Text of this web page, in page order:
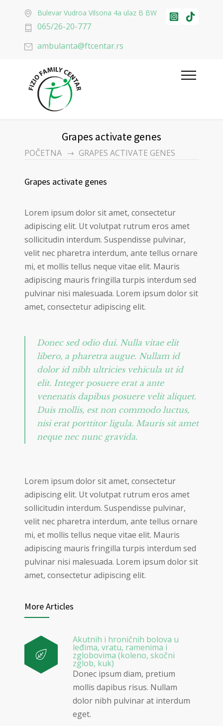
Bulevar Vudroa Vilsona 4a ulaz B BW
065/26-20-777
ambulanta@ftcentar.rs
Grapes activate genes
POČETNA GRAPES ACTIVATE GENES
Grapes activate genes
Lorem ipsum dolor sit amet, consectetur
adipiscing elit. Ut volutpat rutrum eros amet
sollicitudin interdum. Suspendisse pulvinar,
velit nec pharetra interdum, ante tellus ornare
mi, et mollis tellus neque vitae elit. Mauris
adipiscing mauris fringilla turpis interdum sed
pulvinar nisi malesuada. Lorem ipsum dolor sit
amet, consectetur adipiscing elit.
Donec sed odio dui. Nulla vitae elit
libero, a pharetra augue. Nullam id
dolor id nibh ultricies vehicula ut id
elit. Integer posuere erat a ante
venenatis dapibus posuere velit aliquet.
Duis mollis, est non commodo luctus,
nisi erat porttitor ligula. Mauris sit amet
neque nec nunc gravida.
Lorem ipsum dolor sit amet, consectetur
adipiscing elit. Ut volutpat rutrum eros amet
sollicitudin interdum. Suspendisse pulvinar,
velit nec pharetra interdum, ante tellus ornare
mi, et mollis tellus neque vitae elit. Mauris
adipiscing mauris fringilla turpis interdum sed
pulvinar nisi malesuada. Lorem ipsum dolor sit
amet, consectetur adipiscing elit.
More Articles
Akutnih i hroničnih bolova u
leđima, vratu, ramenima i
zglobovima (koleno, skočni
zglob, kuk)
Donec ipsum diam, pretium
mollis dapibus risus. Nullam
dolor nibh pulvinar at interdum
eget.